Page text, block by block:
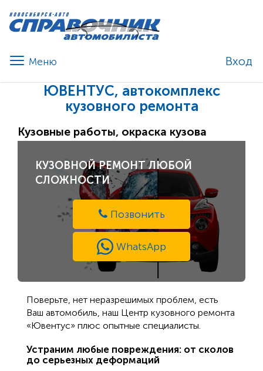
Вход
ЮВЕНТУС, автокомплекс
кузовного ремонта
Кузовные работы, окраска кузова
КУЗОВНОЙ РЕМОНТ ЛЮБОЙ
СЛОЖНОСТИ
Позвонить
WhatsApp
Поверьте, нет неразрешимых проблем, есть
Ваш автомобиль, наш Центр кузовного ремонта
«Ювентус» плюс опытные специалисты.
Устраним любые повреждения: от сколов
до серьезных деформаций